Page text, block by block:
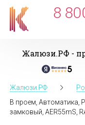
8
Жалюзи.РФ -
Жалюзи.РФ
В проем, Автоматика,
замковый, AER55mS,